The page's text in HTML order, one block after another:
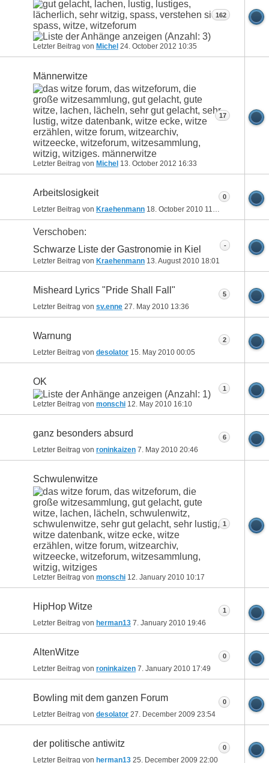
Letzter Beitrag von Michel 24. October 2012 10:35
162
Männerwitze
Letzter Beitrag von Michel 13. October 2012 16:33
17
Arbeitslosigkeit
Letzter Beitrag von Kraehenmann 18. October 2010 11:46
0
Verschoben:
Schwarze Liste der Gastronomie in Kiel
Letzter Beitrag von Kraehenmann 13. August 2010 18:01
-
Misheard Lyrics "Pride Shall Fall"
Letzter Beitrag von sv.enne 27. May 2010 13:36
5
Warnung
Letzter Beitrag von desolator 15. May 2010 00:05
2
OK
Letzter Beitrag von monschi 12. May 2010 16:10
1
ganz besonders absurd
Letzter Beitrag von roninkaizen 7. May 2010 20:46
6
Schwulenwitze
Letzter Beitrag von monschi 12. January 2010 10:17
1
HipHop Witze
Letzter Beitrag von herman13 7. January 2010 19:46
1
AltenWitze
Letzter Beitrag von roninkaizen 7. January 2010 17:49
0
Bowling mit dem ganzen Forum
Letzter Beitrag von desolator 27. December 2009 23:54
0
der politische antiwitz
Letzter Beitrag von herman13 25. December 2009 22:00
0